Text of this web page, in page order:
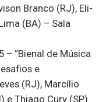
Branco (RJ), Eli-
(BA) – Sala
– “Bienal de Música
e
(RJ), Marcílio
e Thiago Cury (SP)